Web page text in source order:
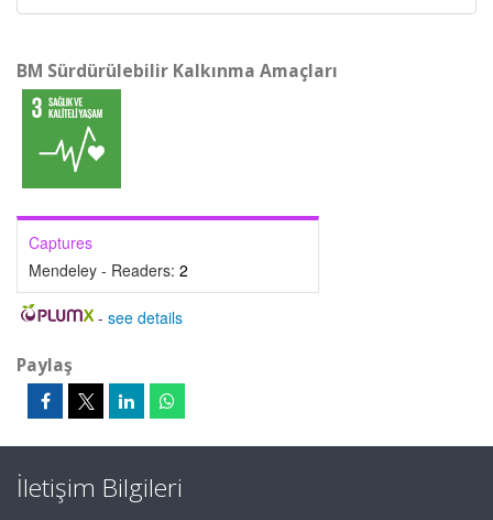
BM Sürdürülebilir Kalkınma Amaçları
Captures
Mendeley - Readers: 2
- see details
Paylaş
İletişim Bilgileri